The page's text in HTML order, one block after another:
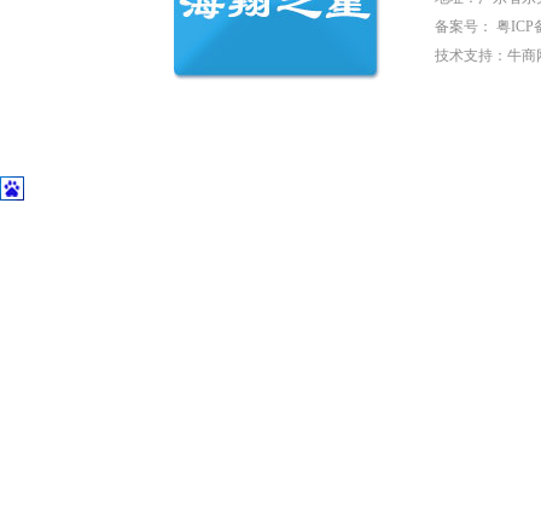
备案号： 粤ICP
技术支持： 牛商